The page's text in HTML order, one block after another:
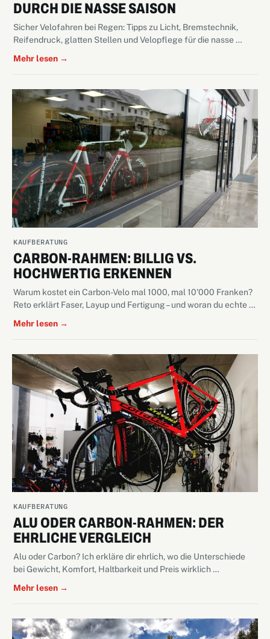
DURCH DIE NASSE SAISON
Sicher Velofahren bei Regen: Tipps zu Licht, Bremstechnik,
Reifendruck, glatten Stellen und Velopflege für die nasse …
Mehr lesen →
KAUFBERATUNG
CARBON-RAHMEN: BILLIG VS.
HOCHWERTIG ERKENNEN
Warum kostet ein Carbon-Velo mal 1000, mal 10'000 Franken?
Reto erklärt Faser, Layup und Fertigung – und woran du echte …
Mehr lesen →
KAUFBERATUNG
ALU ODER CARBON-RAHMEN: DER
EHRLICHE VERGLEICH
Alu oder Carbon? Ich erkläre dir ehrlich, wo die Unterschiede
bei Gewicht, Komfort, Haltbarkeit und Preis wirklich …
Mehr lesen →